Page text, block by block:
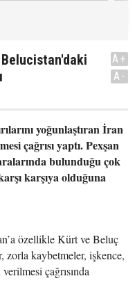
A+
A-
yoğunlaştıran İran
çağrısı yaptı. Pexşan
bulunduğu çok
karşıya olduğuna
özellikle Kürt ve Beluç
zorla kaybetmeler, işkence,
çağrısında